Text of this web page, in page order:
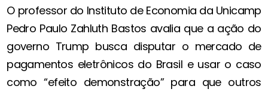
O professor do Instituto de Economia da Unicamp
Pedro Paulo Zahluth Bastos avalia que a ação do
governo Trump busca disputar o mercado de
pagamentos eletrônicos do Brasil e usar o caso
como “efeito demonstração” para que outros